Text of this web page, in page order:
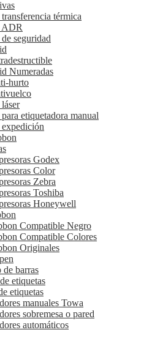
térmica
ADR
seguridad
Numeradas
hurto
etiquetadora manual
Godex
Color
Zebra
Toshiba
Honeywell
Compatible Negro
Compatible Colores
Originales
barras
etiquetas
etiquetas
manuales Towa
sobremesa o pared
automáticos